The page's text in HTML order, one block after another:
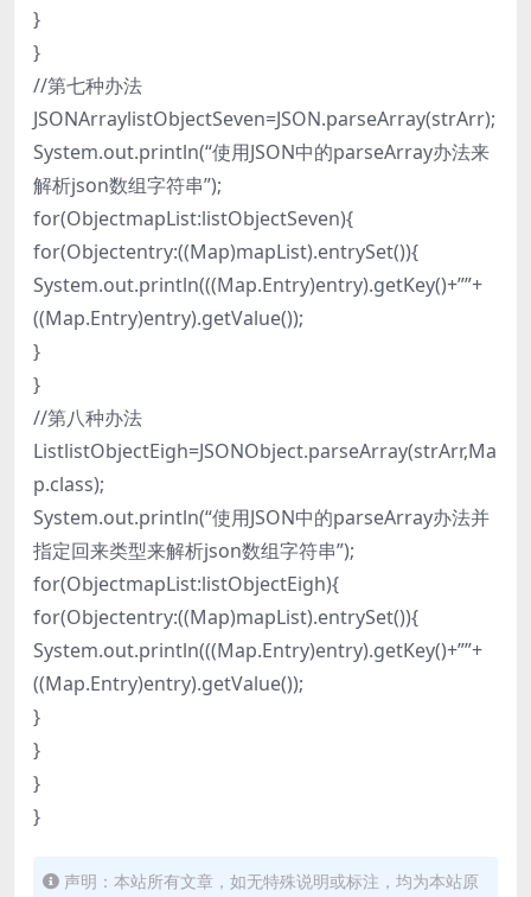
}
}
//第七种办法
JSONArraylistObjectSeven=JSON.parseArray(strArr);
System.out.println(“使用JSON中的parseArray办法来
解析json数组字符串”);
for(ObjectmapList:listObjectSeven){
for(Objectentry:((Map)mapList).entrySet()){
System.out.println(((Map.Entry)entry).getKey()+””+
((Map.Entry)entry).getValue());
}
}
//第八种办法
ListlistObjectEigh=JSONObject.parseArray(strArr,Ma
p.class);
System.out.println(“使用JSON中的parseArray办法并
指定回来类型来解析json数组字符串”);
for(ObjectmapList:listObjectEigh){
for(Objectentry:((Map)mapList).entrySet()){
System.out.println(((Map.Entry)entry).getKey()+””+
((Map.Entry)entry).getValue());
}
}
}
}
声明：本站所有文章，如无特殊说明或标注，均为本站原